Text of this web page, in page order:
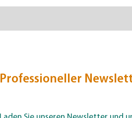
Professioneller